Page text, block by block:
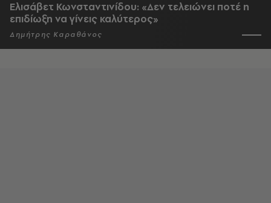
Ελισάβετ Κωνσταντινίδου: «Δεν τελειώνει ποτέ η
επιδίωξη να γίνεις καλύτερος»
Δημήτρης Καραθάνος